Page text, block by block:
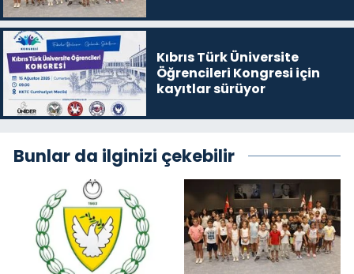
Kıbrıs Türk Üniversite
Öğrencileri Kongresi için
kayıtlar sürüyor
Bunlar da ilginizi çekebilir